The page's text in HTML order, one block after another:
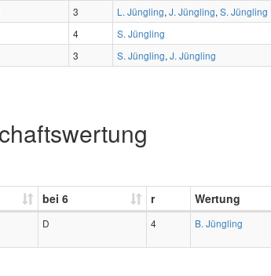
3 L. Jüngling, J. Jüngling, S. Jüngling
4
S. Jüngling
3 S. Jüngling, J. Jüngling
bei 6 r Wertung
D 4 B. Jüngling